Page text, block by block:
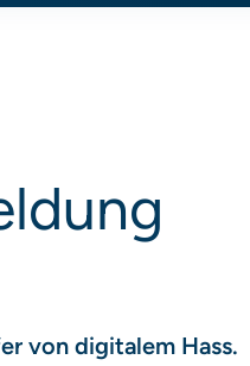
von digitalem Hass.